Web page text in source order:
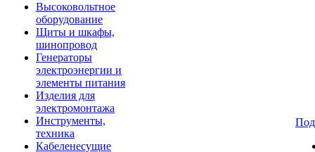
Высоковольтное
оборудование
Щиты и шкафы,
шинопровод
Генераторы
электроэнергии и
элементы питания
Изделия для
электромонтажа
Инструменты,
техника
Кабеленесущие